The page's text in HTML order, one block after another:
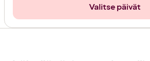
Valitse päivät